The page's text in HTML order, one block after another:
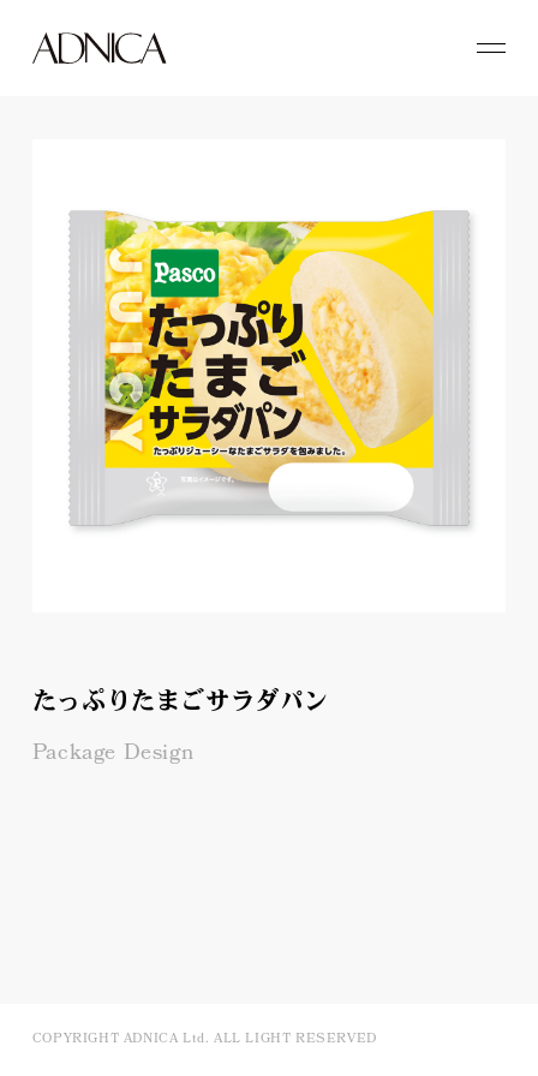
たっぷりたまごサラダパン
Package Design
COPYRIGHT ADNICA Ltd. ALL LIGHT RESERVED